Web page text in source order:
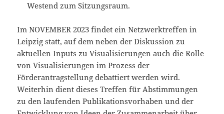
Westend zum Sitzungsraum.
Im NOVEMBER 2023 findet ein Netzwerktreffen in
Leipzig statt, auf dem neben der Diskussion zu
aktuellen Inputs zu Visualisierungen auch die Rolle
von Visualisierungen im Prozess der
Förderantragstellung debattiert werden wird.
Weiterhin dient dieses Treffen für Abstimmungen
zu den laufenden Publikationsvorhaben und der